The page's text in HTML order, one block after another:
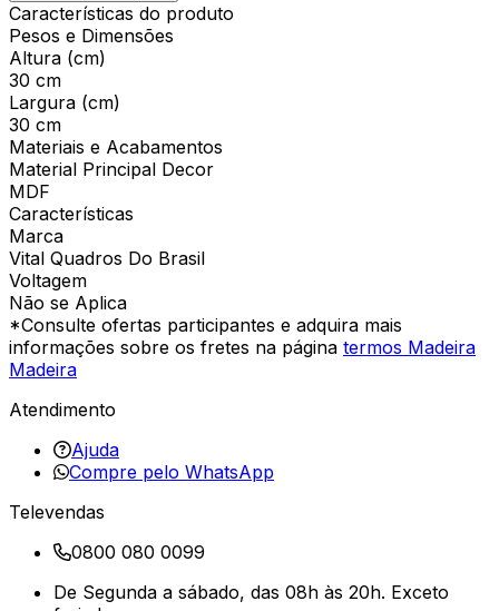
Características do produto
Pesos e Dimensões
Altura (cm)
30 cm
Largura (cm)
30 cm
Materiais e Acabamentos
Material Principal Decor
MDF
Características
Marca
Vital Quadros Do Brasil
Voltagem
Não se Aplica
*Consulte ofertas participantes e adquira mais
informações sobre os fretes na página termos Madeira
Madeira
Atendimento
Ajuda
Compre pelo WhatsApp
Televendas
0800 080 0099
De Segunda a sábado, das 08h às 20h. Exceto